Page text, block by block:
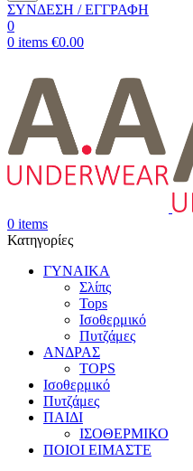
ΣΥΝΔΕΣΗ / ΕΓΓΡΑΦΗ
0
0 items €0.00
0 items
Κατηγορίες
ΓΥΝΑΙΚΑ
Σλίπς
Tops
Ισοθερμικό
Πυτζάμες
ΑΝΔΡΑΣ
TOPS
Ισοθερμικό
Πυτζάμες
ΠΑΙΔΙ
ΙΣΟΘΕΡΜΙΚΟ
ΠΟΙΟΙ ΕΙΜΑΣΤΕ